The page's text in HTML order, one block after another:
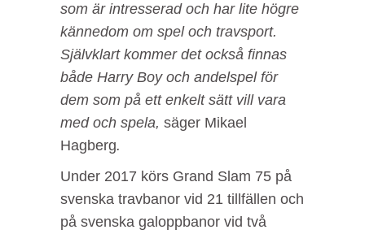
som är intresserad och har lite högre
kännedom om spel och travsport.
Självklart kommer det också finnas
både Harry Boy och andelspel för
dem som på ett enkelt sätt vill vara
med och spela, säger Mikael
Hagberg.
Under 2017 körs Grand Slam 75 på
svenska travbanor vid 21 tillfällen och
på svenska galoppbanor vid två